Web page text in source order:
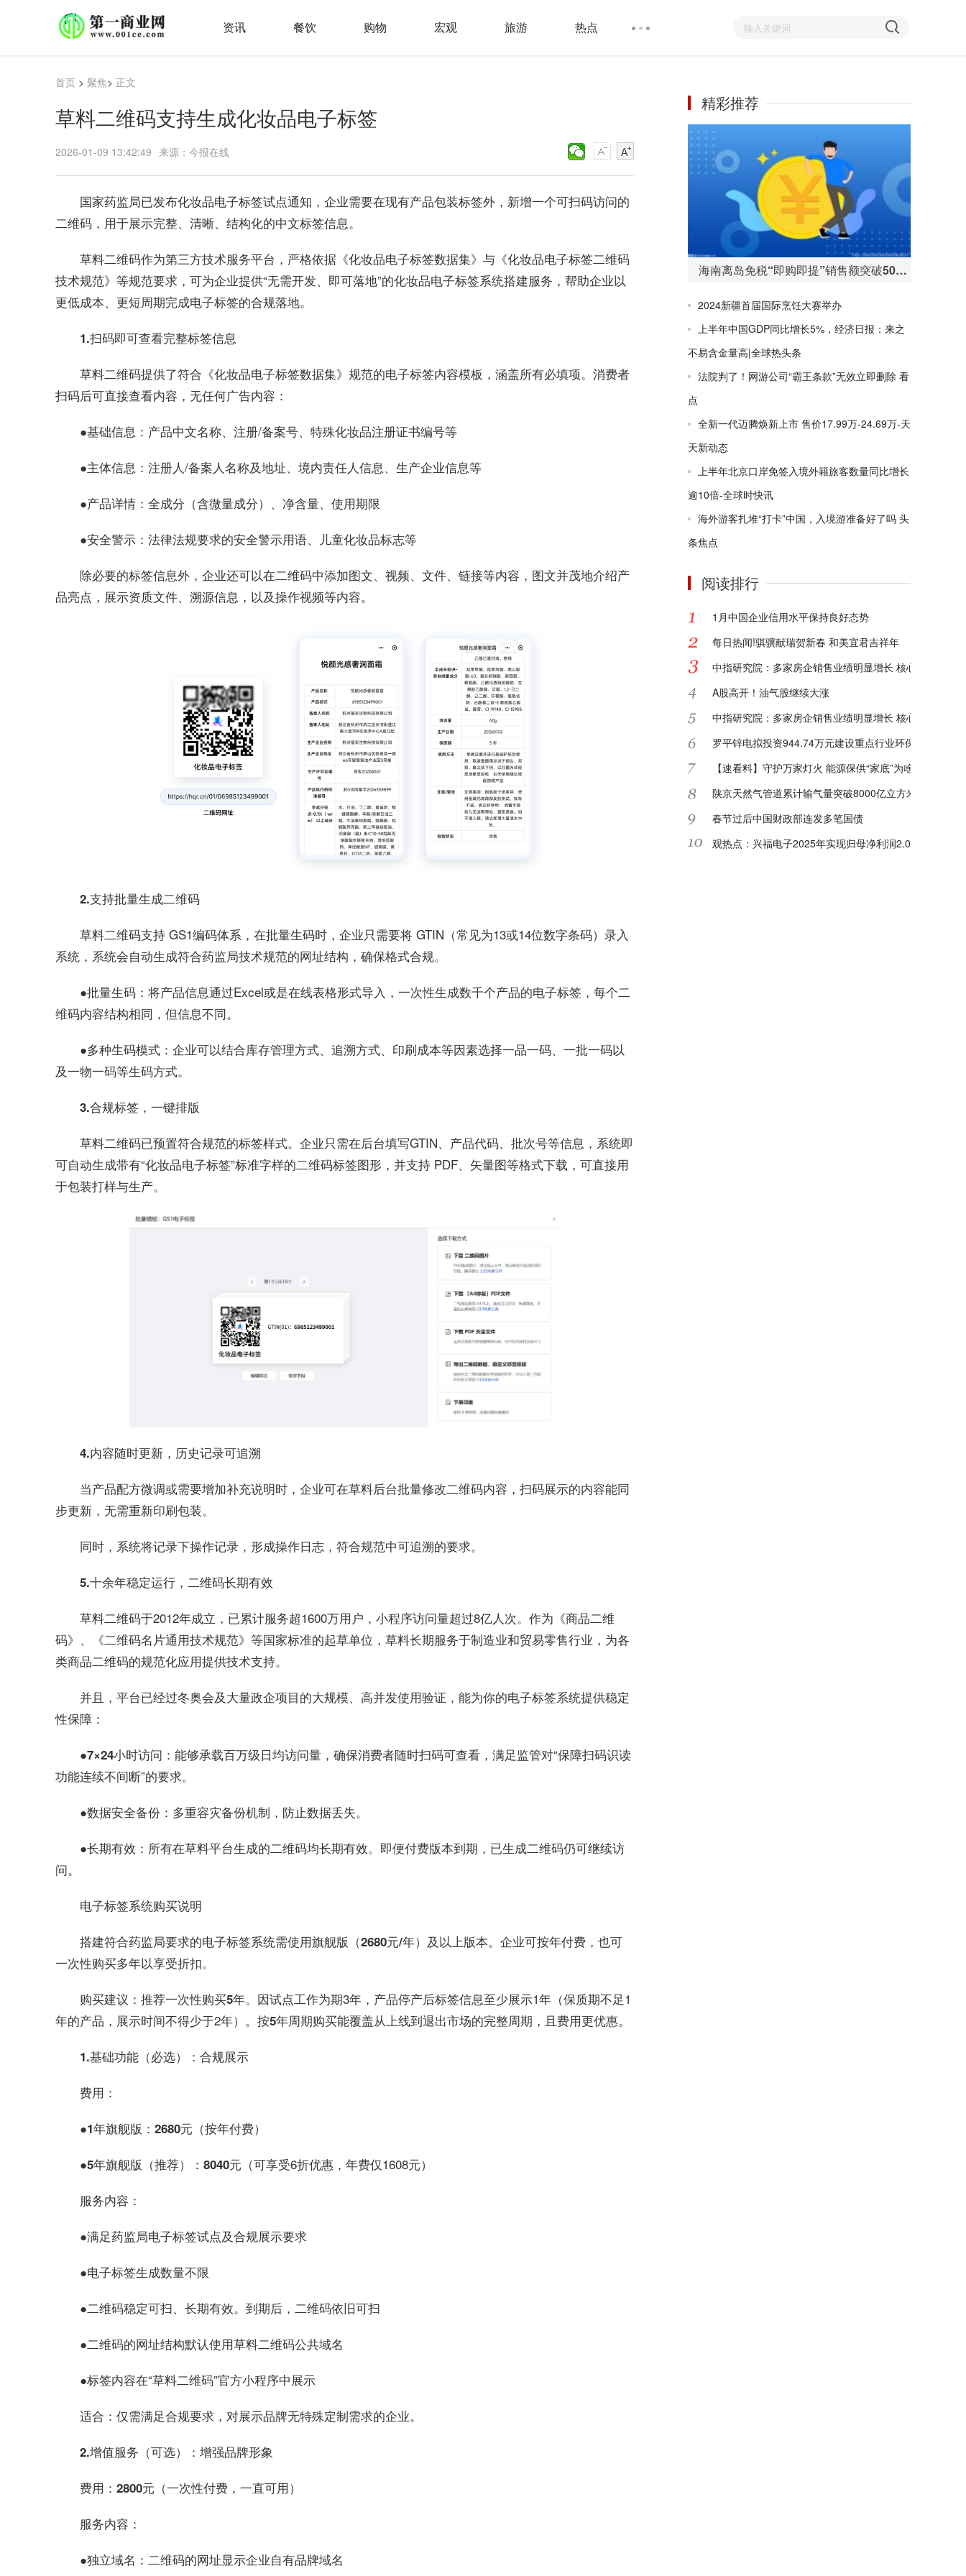
资讯 餐饮 购物 宏观 旅游 热点
首页 > 聚焦> 正文
草料二维码支持生成化妆品电子标签
2026-01-09 13:42:49 来源：今报在线
国家药监局已发布化妆品电子标签试点通知，企业需要在现有产品包装标签外，新增一个可扫码访问的
二维码，用于展示完整、清晰、结构化的中文标签信息。
草料二维码作为第三方技术服务平台，严格依据《化妆品电子标签数据集》与《化妆品电子标签二维码
技术规范》等规范要求，可为企业提供“无需开发、即可落地”的化妆品电子标签系统搭建服务，帮助企业以
更低成本、更短周期完成电子标签的合规落地。
1.扫码即可查看完整标签信息
草料二维码提供了符合《化妆品电子标签数据集》规范的电子标签内容模板，涵盖所有必填项。消费者
扫码后可直接查看内容，无任何广告内容：
●基础信息：产品中文名称、注册/备案号、特殊化妆品注册证书编号等
●主体信息：注册人/备案人名称及地址、境内责任人信息、生产企业信息等
●产品详情：全成分（含微量成分）、净含量、使用期限
●安全警示：法律法规要求的安全警示用语、儿童化妆品标志等
除必要的标签信息外，企业还可以在二维码中添加图文、视频、文件、链接等内容，图文并茂地介绍产
品亮点，展示资质文件、溯源信息，以及操作视频等内容。
2.支持批量生成二维码
草料二维码支持 GS1编码体系，在批量生码时，企业只需要将 GTIN（常见为13或14位数字条码）录入
系统，系统会自动生成符合药监局技术规范的网址结构，确保格式合规。
●批量生码 ：将产品信息通过Excel或是在线表格形式导入，一次性生成数千个产品的电子标签，每个二
维码内容结构相同，但信息不同。
●多种生码模式 ：企业可以结合库存管理方式、追溯方式、印刷成本等因素选择一品一码、一批一码以
及一物一码等生码方式。
3.合规标签，一键排版
草料二维码已预置符合规范的标签样式。企业只需在后台填写GTIN、产品代码、批次号等信息，系统即
可自动生成带有“化妆品电子标签”标准字样的二维码标签图形，并支持 PDF、矢量图等格式下载，可直接用
于包装打样与生产。
4.内容随时更新，历史记录可追溯
当产品配方微调或需要增加补充说明时，企业可在草料后台批量修改二维码内容，扫码展示的内容能同
步更新，无需重新印刷包装。
同时，系统将记录下操作记录，形成操作日志，符合规范中可追溯的要求。
5.十余年稳定运行，二维码长期有效
草料二维码于2012年成立，已累计服务超1600万用户，小程序访问量超过8亿人次。作为《商品二维
码》、《二维码名片通用技术规范》等国家标准的起草单位，草料长期服务于制造业和贸易零售行业，为各
类商品二维码的规范化应用提供技术支持。
并且，平台已经过冬奥会及大量政企项目的大规模、高并发使用验证，能为你的电子标签系统提供稳定
性保障：
●7×24小时访问 ：能够承载百万级日均访问量，确保消费者随时扫码可查看，满足监管对“保障扫码识读
功能连续不间断”的要求。
●数据安全备份 ：多重容灾备份机制，防止数据丢失。
●长期有效 ：所有在草料平台生成的二维码均长期有效。 即便付费版本到期，已生成二维码仍可继续访
问。
电子标签系统购买说明
搭建符合药监局要求的电子标签系统需使用旗舰版（2680元/年）及以上版本。企业可按年付费，也可
一次性购买多年以享受折扣。
购买建议：推荐一次性购买5年。因试点工作为期3年，产品停产后标签信息至少展示1年（保质期不足1
年的产品，展示时间不得少于2年）。按5年周期购买能覆盖从上线到退出市场的完整周期，且费用更优惠。
1.基础功能（必选）：合规展示
费用：
●1年旗舰版 ：2680元 （按年付费）
●5年旗舰版（推荐）：8040元 （可享受6折优惠，年费仅1608元）
服务内容：
●满足药监局电子标签试点及合规展示要求
●电子标签生成数量不限
●二维码稳定可扫、长期有效。到期后，二维码依旧可扫
●二维码的网址结构默认使用草料二维码公共域名
●标签内容在“草料二维码”官方小程序中展示
适合：仅需满足合规要求，对展示品牌无特殊定制需求的企业。
2.增值服务（可选）：增强品牌形象
费用： 2800元 （一次性付费，一直可用）
服务内容：
●独立域名 ：二维码的网址显示企业自有品牌域名
精彩推荐
海南离岛免税“即购即提”销售额突破50亿元 购物人数255万人次
2024新疆首届国际烹饪大赛举办
上半年中国GDP同比增长5%，经济日报：来之
不易含金量高|全球热头条
法院判了！网游公司“霸王条款”无效立即删除 看
点
全新一代迈腾焕新上市 售价17.99万-24.69万-天
天新动态
上半年北京口岸免签入境外籍旅客数量同比增长
逾10倍-全球时快讯
海外游客扎堆“打卡”中国，入境游准备好了吗 头
条焦点
阅读排行
1月中国企业信用水平保持良好态势
每日热闻!骐骥献瑞贺新春 和美宜君吉祥年
中指研究院：多家房企销售业绩明显增长 核心城市或迎"
A股高开！油气股继续大涨
中指研究院：多家房企销售业绩明显增长 核心城市或迎"
罗平锌电拟投资944.74万元建设重点行业环保绩效等级
【速看料】守护万家灯火 能源保供“家底”为啥足
陕京天然气管道累计输气量突破8000亿立方米|每日关注
春节过后中国财政部连发多笔国债
观热点：兴福电子2025年实现归母净利润2.08亿元 同比